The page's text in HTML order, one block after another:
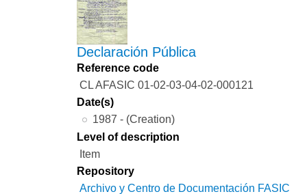
Declaración Pública
Reference code
CL AFASIC 01-02-03-04-02-000121
Date(s)
1987 - (Creation)
Level of description
Item
Repository
Archivo y Centro de Documentación FASIC